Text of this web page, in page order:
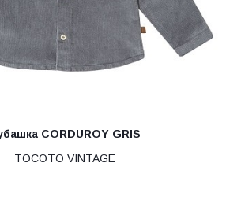
CORDUROY GRIS
TOCOTO VINTAGE